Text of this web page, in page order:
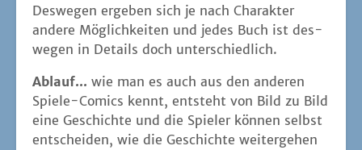
Des­we­gen erge­ben sich je nach Cha­rak­ter
ande­re Mög­lich­kei­ten und jedes Buch ist des­
we­gen in Details doch unterschiedlich.
Ablauf... wie man es auch aus den ande­ren
Spie­le-Comics kennt, ent­steht von Bild zu Bild
eine Geschich­te und die Spie­ler kön­nen selbst
ent­schei­den, wie die Geschich­te wei­ter­ge­hen